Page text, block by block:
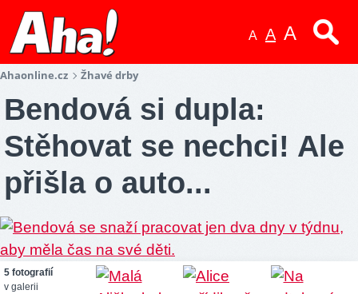
A A A
Ahaonline.cz Žhavé drby
Bendová si dupla:
Stěhovat se nechci! Ale
přišla o auto...
5 fotografií
v galerii